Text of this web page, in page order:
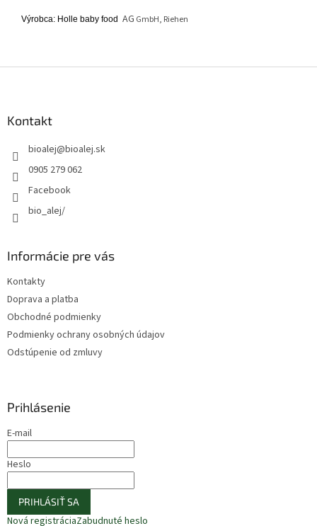
Výrobca: Holle baby food AG GmbH, Riehen
Kontakt
bioalej@bioalej.sk
0905 279 062
Facebook
bio_alej/
Informácie pre vás
Kontakty
Doprava a platba
Obchodné podmienky
Podmienky ochrany osobných údajov
Odstúpenie od zmluvy
Prihlásenie
E-mail
Heslo
PRIHLÁSIŤ SA
Nová registráciaZabudnuté heslo